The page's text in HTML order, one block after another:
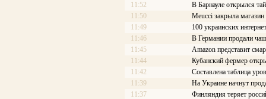
11:52
В Барнауле открылся
11:50
Meucci закрыла
11:49
100 украинских
11:46
В Германии продали
11:45
Amazon представит
11:44
Кубанский фермер
11:42
Составлена таблица
11:39
На Украине начнут
11:37
Финляндия теряет